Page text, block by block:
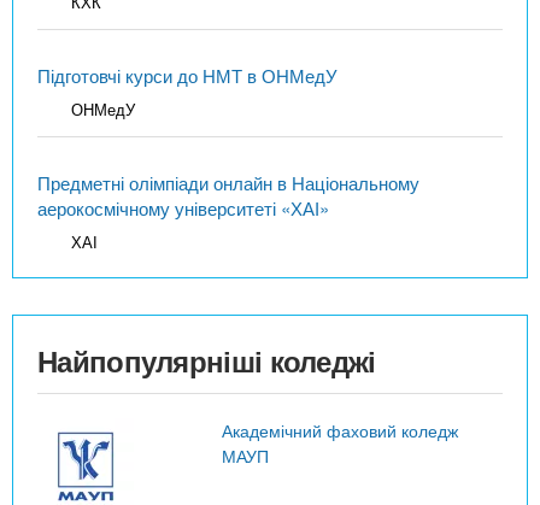
Підготовчі курси до НМТ в ОНМедУ
ОНМедУ
Предметні олімпіади онлайн в Національному
аерокосмічному університеті «ХАІ»
ХАІ
Найпопулярніші коледжі
Академічний фаховий коледж
МАУП